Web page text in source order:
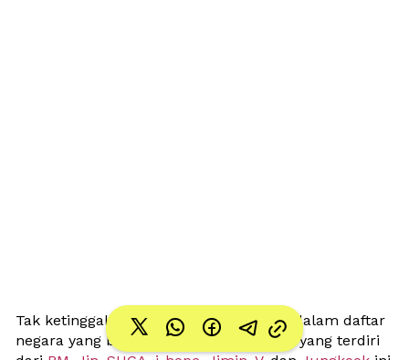
Tak ketinggalan, Indonesia juga masuk dalam daftar
negara yang bakal disinggahi BTS. Grup yang terdiri